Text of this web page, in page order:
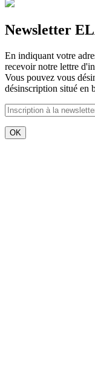
Newsletter
En indiquant votre
recevoir notre lettre
Vous pouvez vous
désinscription situé en